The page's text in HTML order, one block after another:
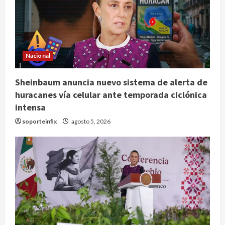
Nacional
Sheinbaum anuncia nuevo sistema de alerta de
huracanes vía celular ante temporada ciclónica
intensa
soporteinfix agosto 5, 2026